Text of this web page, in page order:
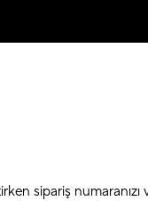
sipariş